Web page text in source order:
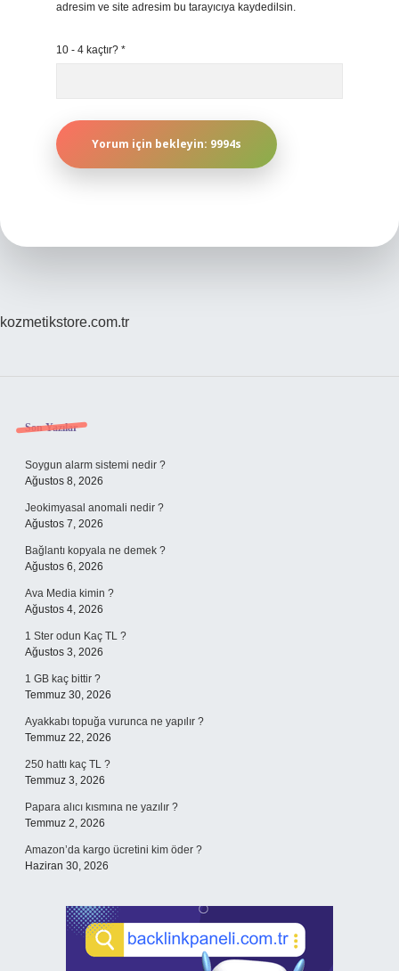
adresim ve site adresim bu tarayıcıya kaydedilsin.
10 - 4 kaçtır? *
kozmetikstore.com.tr
Sidebar
Son Yazılar
Soygun alarm sistemi nedir ?
Ağustos 8, 2026
Jeokimyasal anomali nedir ?
Ağustos 7, 2026
Bağlantı kopyala ne demek ?
Ağustos 6, 2026
Ava Media kimin ?
Ağustos 4, 2026
1 Ster odun Kaç TL ?
Ağustos 3, 2026
1 GB kaç bittir ?
Temmuz 30, 2026
Ayakkabı topuğa vurunca ne yapılır ?
Temmuz 22, 2026
250 hattı kaç TL ?
Temmuz 3, 2026
Papara alıcı kısmına ne yazılır ?
Temmuz 2, 2026
Amazon’da kargo ücretini kim öder ?
Haziran 30, 2026